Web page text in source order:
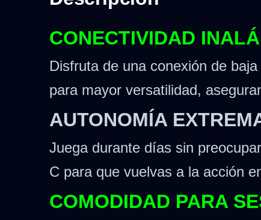
CONECTIVIDAD
Disfruta de una conexión de
para mayor versatilidad,
AUTONOMÍA
Juega durante días sin
C para que vuelvas a la acción
COMODIDAD PARA